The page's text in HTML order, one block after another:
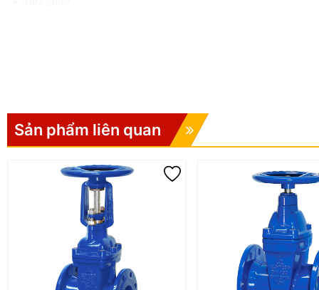
⭐ Đặc Điểm Nổi Bật
✅ Tự động giảm và duy trì áp suất đầu ra ổn định.
✅ Hệ thống điều khiển Pilot cho khả năng điều chỉnh chính xác.
✅ Hoạt động êm ái, không gây rung lắc hay tiếng ồn.
✅ Không cần nguồn điện, vận hành hoàn toàn bằng áp lực thủy
✅ Màng van Nylon và cao su có độ bền cao, chống lão hóa.
Sản phẩm liên quan